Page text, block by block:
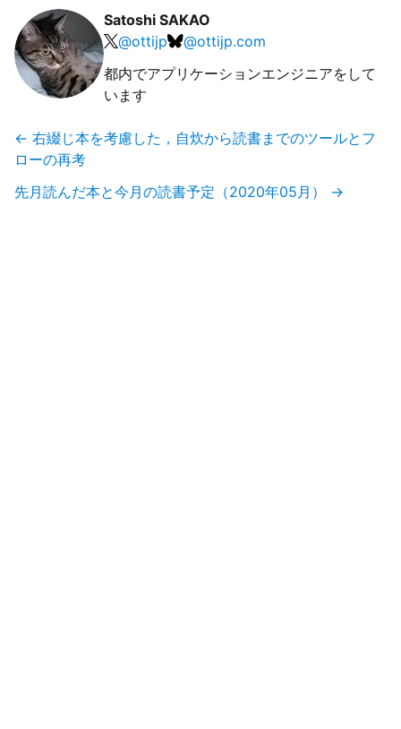
Satoshi SAKAO
@ottijp @ottijp.com
都内でアプリケーションエンジニアをして
います
← 右綴じ本を考慮した，自炊から読書までのツールとフ
ローの再考
先月読んだ本と今月の読書予定（2020年05月）
→